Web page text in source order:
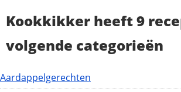
Kookkikker heeft 9
volgende categorieën
Aardappelgerechten